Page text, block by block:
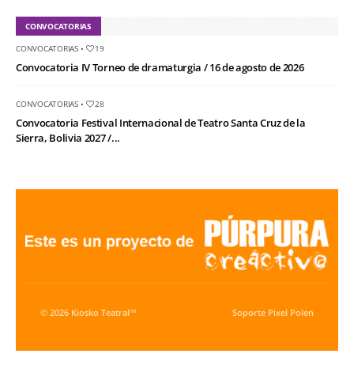
CONVOCATORIAS
CONVOCATORIAS• 19
Convocatoria IV Torneo de dramaturgia / 16 de agosto de 2026
CONVOCATORIAS• 28
Convocatoria Festival Internacional de Teatro Santa Cruz de la
Sierra, Bolivia 2027 /...
© 2026 Kiosko Teatral™ Soporte Pixel Polen